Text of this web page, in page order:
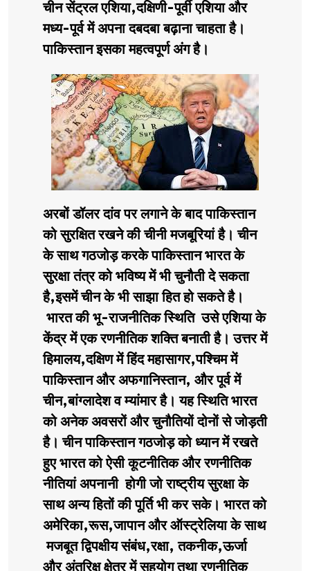
चीन सेंट्रल एशिया,दक्षिणी-पूर्वी एशिया और
मध्य-पूर्व में अपना दबदबा बढ़ाना चाहता है।
पाकिस्तान इसका महत्वपूर्ण अंग है।
अरबों डॉलर दांव पर लगाने के बाद पाकिस्तान
को सुरक्षित रखने की चीनी मजबूरियां है। चीन
के साथ गठजोड़ करके पाकिस्तान भारत के
सुरक्षा तंत्र को भविष्य में भी चुनौती दे सकता
है,इसमें चीन के भी साझा हित हो सकते है।
भारत की भू-राजनीतिक स्थिति उसे एशिया के
केंद्र में एक रणनीतिक शक्ति बनाती है। उत्तर में
हिमालय,दक्षिण में हिंद महासागर,पश्चिम में
पाकिस्तान और अफगानिस्तान, और पूर्व में
चीन,बांग्लादेश व म्यांमार है। यह स्थिति भारत
को अनेक अवसरों और चुनौतियों दोनों से जोड़ती
है। चीन पाकिस्तान गठजोड़ को ध्यान में रखते
हुए भारत को ऐसी कूटनीतिक और रणनीतिक
नीतियां अपनानी होगी जो राष्ट्रीय सुरक्षा के
साथ अन्य हितों की पूर्ति भी कर सके। भारत को
अमेरिका,रूस,जापान और ऑस्ट्रेलिया के साथ
मजबूत द्विपक्षीय संबंध,रक्षा, तकनीक,ऊर्जा
और अंतरिक्ष क्षेत्र में सहयोग तथा रणनीतिक